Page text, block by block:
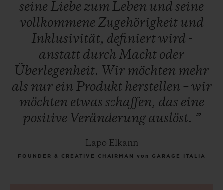
seine Liebe zum Leben und seine
vollkommene Zugehörigkeit und
Inklusivität, definiertwird -
anstatt durch Macht oder
Überlegenheit. Wir möchten mehr
als nur ein Produkt herstellen – wir
möchten etwas schaffen, das eine
positive Veränderung auslöst. ”
Lapo Elkann
FOUNDER & CREATIVE CHAIRMAN von GARAGE ITALIA